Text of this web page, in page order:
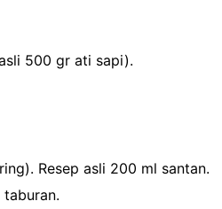
500 gr ati sapi).
Resep asli 200 ml santan.